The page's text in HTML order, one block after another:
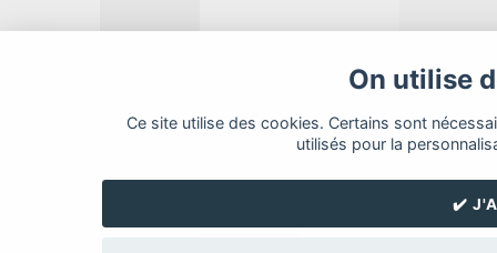
On utilise
Ce site utilise des cookies. Certains sont
utilisés pour la
✔️